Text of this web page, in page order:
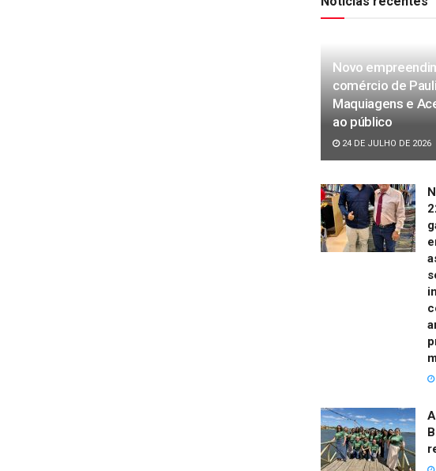
Novo
comércio de
Maquiagens e
ao público
24 DE JULHO DE 2026